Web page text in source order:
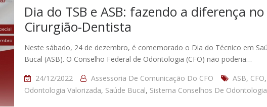
Dia do TSB e ASB: fazendo a diferença
Cirurgião-Dentista
Neste sábado, 24 de dezembro, é comemorado o Dia do Técnico em
Bucal (ASB). O Conselho Federal de Odontologia (CFO) não poderia…
24/12/2022
Assessoria De Comunicação Do CFO ASB, CFO,
Odontologia Valorizada, Saúde Bucal, Sistema Conselhos De Odontologia